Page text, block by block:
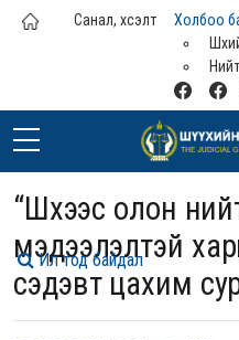
Үндсэн агуулга руу шилжих
Санал, хүсэлт
Холбоо
“Шүүхээс олон
мэдээлэлтэй
сэдэвт цахим
Ил тод байдал